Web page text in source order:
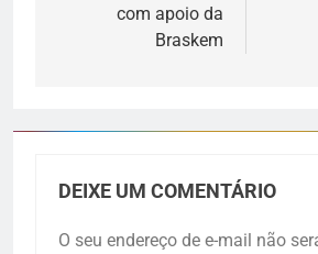
com apoio da
Braskem
DEIXE UM COMENTÁRIO
O seu endereço de e-mail não